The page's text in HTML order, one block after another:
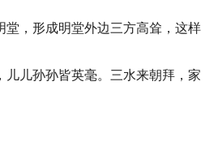
堂，形成明堂外边三方高耸，这样
儿儿孙孙皆英毫。三水来朝拜，家